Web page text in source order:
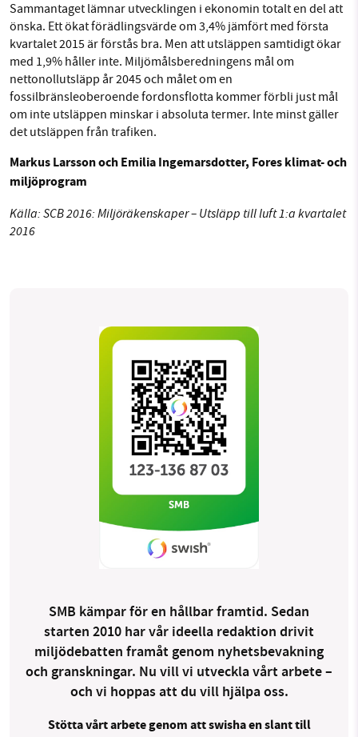
Sammantaget lämnar utvecklingen i ekonomin totalt en del att
önska. Ett ökat förädlingsvärde om 3,4% jämfört med första
kvartalet 2015 är förstås bra. Men att utsläppen samtidigt ökar
med 1,9% håller inte. Miljömålsberedningens mål om
nettonollutsläpp år 2045 och målet om en
fossilbränsleoberoende fordonsflotta kommer förbli just mål
om inte utsläppen minskar i absoluta termer. Inte minst gäller
det utsläppen från trafiken.
Markus Larsson och Emilia Ingemarsdotter, Fores klimat- och
miljöprogram
Källa: SCB 2016: Miljöräkenskaper – Utsläpp till luft 1:a kvartalet
2016
SMB kämpar för en hållbar framtid. Sedan
starten 2010 har vår ideella redaktion drivit
miljödebatten framåt genom nyhetsbevakning
och granskningar. Nu vill vi utveckla vårt arbete –
och vi hoppas att du vill hjälpa oss.
Stötta vårt arbete genom att swisha en slant till